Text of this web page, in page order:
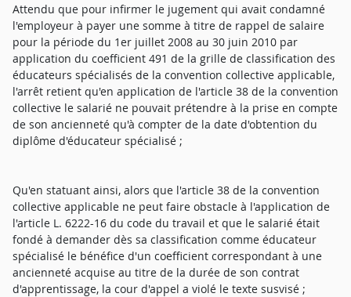
Attendu que pour infirmer le jugement qui avait condamné
l'employeur à payer une somme à titre de rappel de salaire
pour la période du 1er juillet 2008 au 30 juin 2010 par
application du coefficient 491 de la grille de classification des
éducateurs spécialisés de la convention collective applicable,
l'arrêt retient qu'en application de l'article 38 de la convention
collective le salarié ne pouvait prétendre à la prise en compte
de son ancienneté qu'à compter de la date d'obtention du
diplôme d'éducateur spécialisé ;
Qu'en statuant ainsi, alors que l'article 38 de la convention
collective applicable ne peut faire obstacle à l'application de
l'article L. 6222-16 du code du travail et que le salarié était
fondé à demander dès sa classification comme éducateur
spécialisé le bénéfice d'un coefficient correspondant à une
ancienneté acquise au titre de la durée de son contrat
d'apprentissage, la cour d'appel a violé le texte susvisé ;